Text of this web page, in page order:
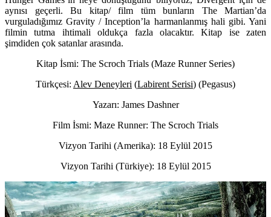
aynısı geçerli. Bu kitap/ film tüm bunların The Martian’da
vurguladığımız Gravity / Inception’la harmanlanmış hali gibi. Yani
filmin tutma ihtimali oldukça fazla olacaktır. Kitap ise zaten
şimdiden çok satanlar arasında.
Kitap İsmi: The Scroch Trials (Maze Runner Series)
Türkçesi: Alev Deneyleri (Labirent Serisi) (Pegasus)
Yazarı: James Dashner
Film İsmi: Maze Runner: The Scroch Trials
Vizyon Tarihi (Amerika): 18 Eylül 2015
Vizyon Tarihi (Türkiye): 18 Eylül 2015